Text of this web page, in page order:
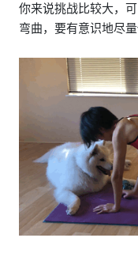
你来说挑战比较大，
弯曲，要有意识地尽量